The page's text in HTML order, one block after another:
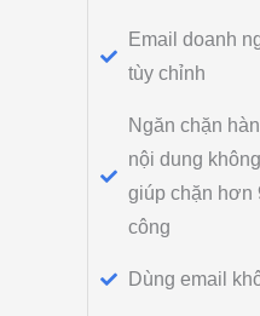
Email doanh
tùy chỉnh
Ngăn chặn
nội dung
giúp chặn hơn
công
Dùng email